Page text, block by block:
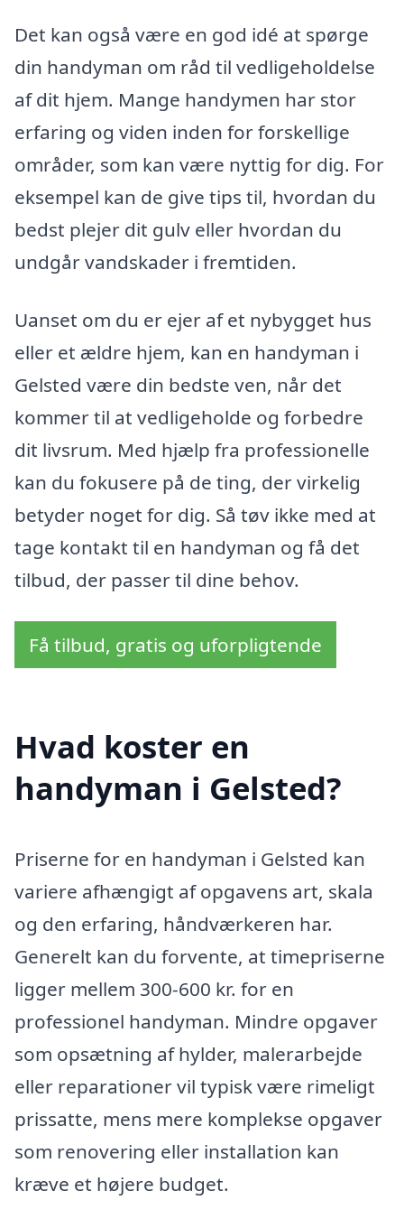
Det kan også være en god idé at spørge
din handyman om råd til vedligeholdelse
af dit hjem. Mange handymen har stor
erfaring og viden inden for forskellige
områder, som kan være nyttig for dig. For
eksempel kan de give tips til, hvordan du
bedst plejer dit gulv eller hvordan du
undgår vandskader i fremtiden.
Uanset om du er ejer af et nybygget hus
eller et ældre hjem, kan en handyman i
Gelsted være din bedste ven, når det
kommer til at vedligeholde og forbedre
dit livsrum. Med hjælp fra professionelle
kan du fokusere på de ting, der virkelig
betyder noget for dig. Så tøv ikke med at
tage kontakt til en handyman og få det
tilbud, der passer til dine behov.
Få tilbud, gratis og uforpligtende
Hvad koster en
handyman i Gelsted?
Priserne for en handyman i Gelsted kan
variere afhængigt af opgavens art, skala
og den erfaring, håndværkeren har.
Generelt kan du forvente, at timepriserne
ligger mellem 300-600 kr. for en
professionel handyman. Mindre opgaver
som opsætning af hylder, malerarbejde
eller reparationer vil typisk være rimeligt
prissatte, mens mere komplekse opgaver
som renovering eller installation kan
kræve et højere budget.